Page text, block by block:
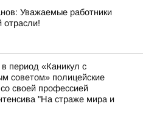
Уважаемые работники
отрасли!
период «Каникул с
советом» полицейские
своей профессией
"На страже мира и